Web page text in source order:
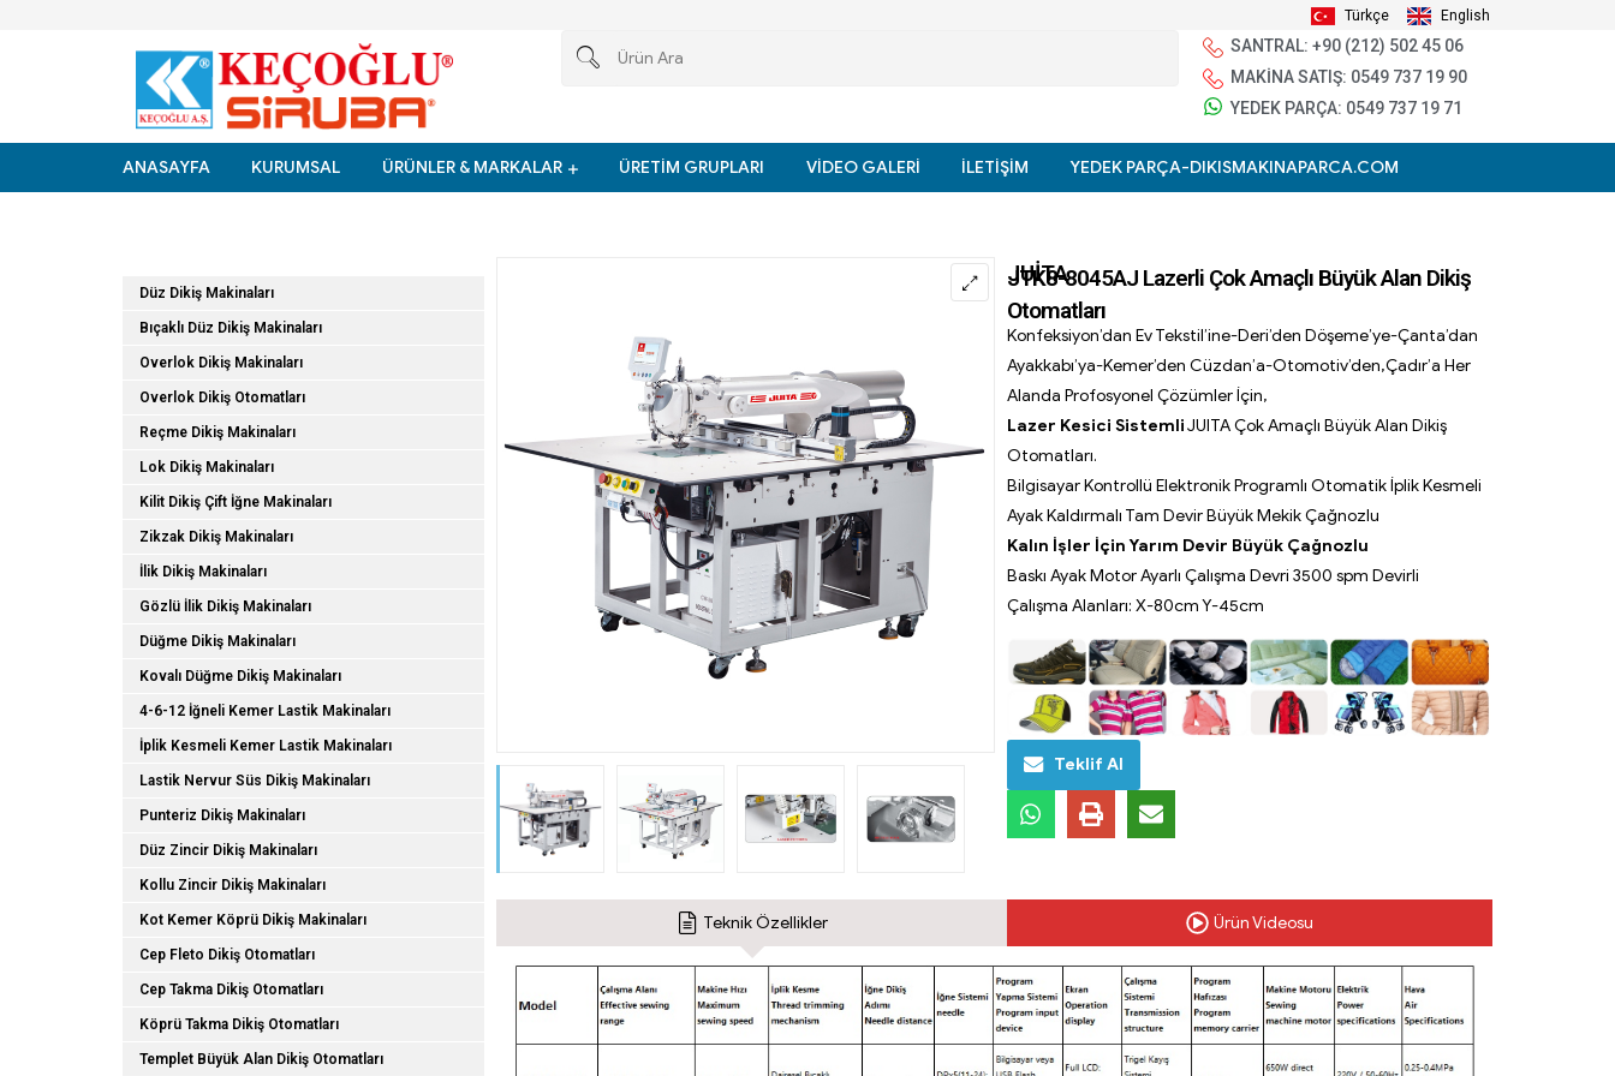
Türkçe English
SANTRAL: +90 (212) 502 45 06
MAKİNA SATIŞ: 0549 737 19 90
YEDEK PARÇA: 0549 737 19 71
ANASAYFA KURUMSAL ÜRÜNLER & MARKALAR ÜRETİM GRUPLARI VİDEO GALERİ İLETİŞİM YEDEK PARÇA-DIKISMAKINAPARCA.COM
Düz Dikiş Makinaları
Bıçaklı Düz Dikiş Makinaları
Overlok Dikiş Makinaları
Overlok Dikiş Otomatları
Reçme Dikiş Makinaları
Lok Dikiş Makinaları
Kilit Dikiş Çift İğne Makinaları
Zikzak Dikiş Makinaları
İlik Dikiş Makinaları
Gözlü İlik Dikiş Makinaları
Düğme Dikiş Makinaları
Kovalı Düğme Dikiş Makinaları
4-6-12 İğneli Kemer Lastik Makinaları
İplik Kesmeli Kemer Lastik Makinaları
Lastik Nervur Süs Dikiş Makinaları
Punteriz Dikiş Makinaları
Düz Zincir Dikiş Makinaları
Kollu Zincir Dikiş Makinaları
Kot Kemer Köprü Dikiş Makinaları
Cep Fleto Dikiş Otomatları
Cep Takma Dikiş Otomatları
Köprü Takma Dikiş Otomatları
Templet Büyük Alan Dikiş Otomatları
JUITA
JTK8-8045AJ Lazerli Çok Amaçlı Büyük Alan Dikiş
Otomatları
Konfeksiyon’dan Ev Tekstil’ine-Deri’den Döşeme’ye-Çanta’dan
Ayakkabı’ya-Kemer’den Cüzdan’a-Otomotiv’den,Çadır’a Her
Alanda Profosyonel Çözümler İçin,
Lazer Kesici SistemliJUITA Çok Amaçlı Büyük Alan Dikiş
Otomatları.
Bilgisayar Kontrollü Elektronik Programlı Otomatik İplik Kesmeli
Ayak Kaldırmalı Tam Devir Büyük Mekik Çağnozlu
Kalın İşler İçin Yarım Devir Büyük Çağnozlu
Baskı Ayak Motor Ayarlı Çalışma Devri 3500 spm Devirli
Çalışma Alanları: X-80cm Y-45cm
Teklif Al
Teknik Özellikler Ürün Videosu